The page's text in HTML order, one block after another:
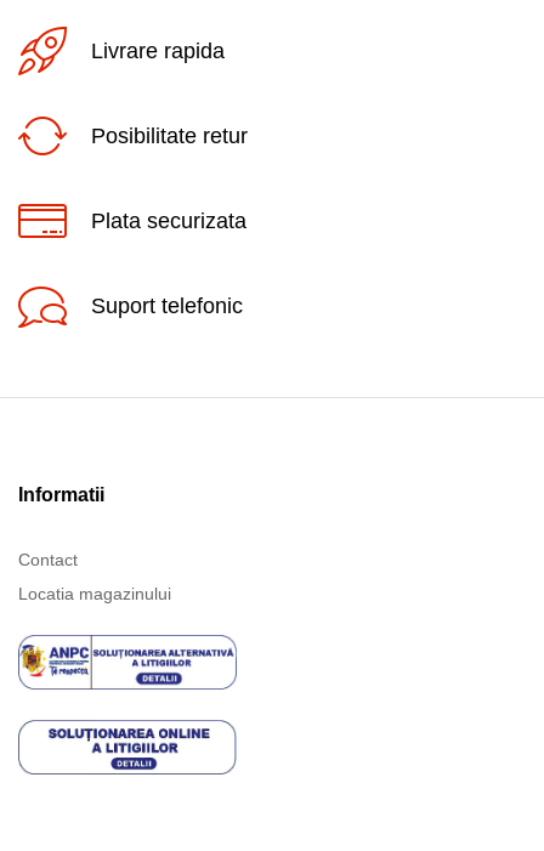
Livrare rapida
Posibilitate retur
Plata securizata
Suport telefonic
Informatii
Contact
Locatia magazinului